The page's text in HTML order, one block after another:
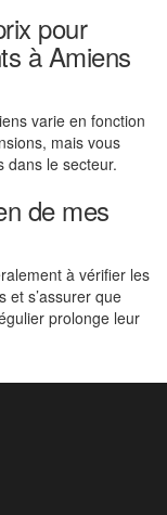
pour
à Amiens
varie en fonction
mais vous
dans le secteur.
de mes
à vérifier les
et s’assurer que
prolonge leur